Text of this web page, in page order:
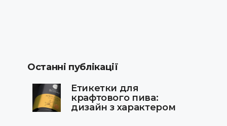
Останні публікації
Етикетки для
крафтового пива:
дизайн з характером